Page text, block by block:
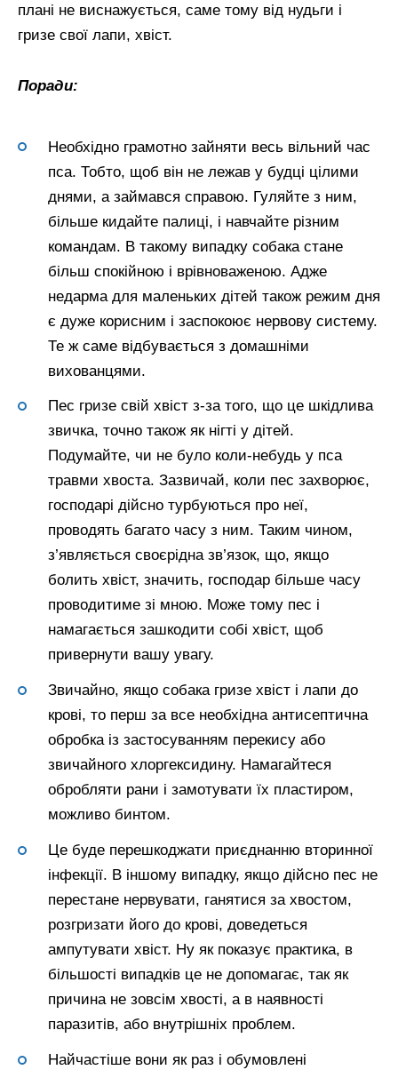
плані не виснажується, саме тому від нудьги і
гризе свої лапи, хвіст.
Поради:
Необхідно грамотно зайняти весь вільний час
пса. Тобто, щоб він не лежав у будці цілими
днями, а займався справою. Гуляйте з ним,
більше кидайте палиці, і навчайте різним
командам. В такому випадку собака стане
більш спокійною і врівноваженою. Адже
недарма для маленьких дітей також режим дня
є дуже корисним і заспокоює нервову систему.
Те ж саме відбувається з домашніми
вихованцями.
Пес гризе свій хвіст з-за того, що це шкідлива
звичка, точно також як нігті у дітей.
Подумайте, чи не було коли-небудь у пса
травми хвоста. Зазвичай, коли пес захворює,
господарі дійсно турбуються про неї,
проводять багато часу з ним. Таким чином,
з’являється своєрідна зв’язок, що, якщо
болить хвіст, значить, господар більше часу
проводитиме зі мною. Може тому пес і
намагається зашкодити собі хвіст, щоб
привернути вашу увагу.
Звичайно, якщо собака гризе хвіст і лапи до
крові, то перш за все необхідна антисептична
обробка із застосуванням перекису або
звичайного хлоргексидину. Намагайтеся
обробляти рани і замотувати їх пластиром,
можливо бинтом.
Це буде перешкоджати приєднанню вторинної
інфекції. В іншому випадку, якщо дійсно пес не
перестане нервувати, ганятися за хвостом,
розгризати його до крові, доведеться
ампутувати хвіст. Ну як показує практика, в
більшості випадків це не допомагає, так як
причина не зовсім хвості, а в наявності
паразитів, або внутрішніх проблем.
Найчастіше вони як раз і обумовлені